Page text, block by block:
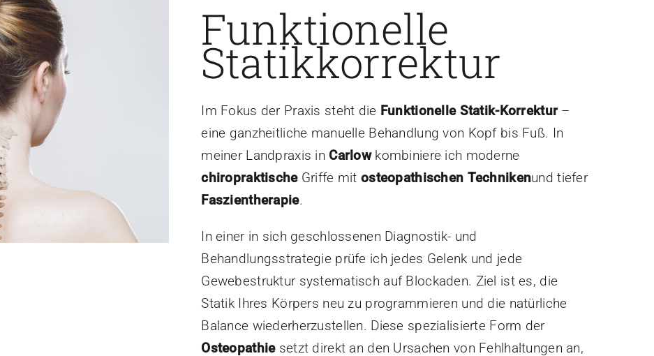
Funktionelle
Statikkorrektur
Im Fokus der Praxis steht die Funktionelle Statik-Korrektur–
eine ganzheitliche manuelle Behandlung von Kopf bis Fuß. In
meiner Landpraxis in Carlowkombiniere ich moderne
chiropraktischeGriffe mitosteopathischen Technikenund tiefer
Faszientherapie.
In einer in sich geschlossenen Diagnostik- und
Behandlungsstrategie prüfe ich jedes Gelenk und jede
Gewebestruktur systematisch auf Blockaden. Ziel ist es, die
Statik Ihres Körpers neu zu programmieren und die natürliche
Balance wiederherzustellen. Diese spezialisierte Form der
Osteopathiesetzt direkt an den Ursachen von Fehlhaltungen an,